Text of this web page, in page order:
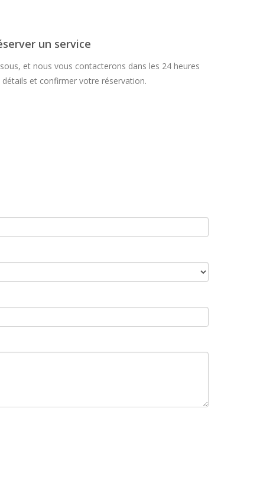
un service
et nous vous contacterons dans les 24 heures
et confirmer votre réservation.